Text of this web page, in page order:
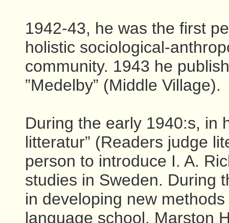
1942-43, he was the first
holistic sociological-
community. 1943 he
”Medelby” (Middle Village).
During the early 1940:s, in
litteratur” (Readers judge
person to introduce I. A.
studies in Sweden. During
in developing new
language school, Marston